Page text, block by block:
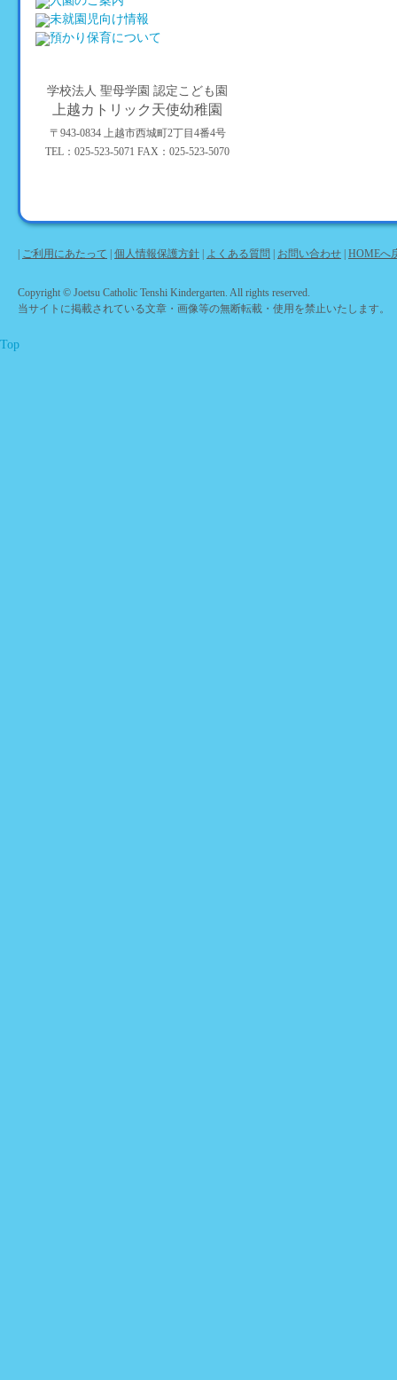
学校法人 聖母学園 認定こども園
上越カトリック天使幼稚園
〒943-0834 上越市西城町2丁目4番4号
TEL：025-523-5071 FAX：025-523-5070
ご利用にあたって 個人情報保護方針 よくある質問 お問い合わせ HOMEへ
Copyright © Joetsu Catholic Tenshi Kindergarten. All rights reserved.
当サイトに掲載されている文章・画像等の無断転載・使用を禁止いたします。
Top